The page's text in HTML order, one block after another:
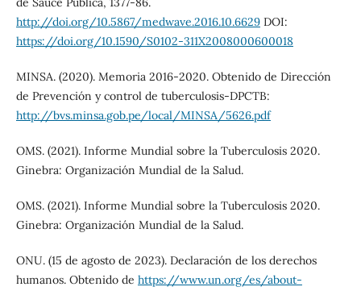
http://doi.org/10.5867/medwave.2016.10.6629DOI:
https://doi.org/10.1590/S0102-311X2008000600018
MINSA. (2020). Memoria 2016-2020. Obtenido de Dirección
de Prevención y control de tuberculosis-DPCTB:
http://bvs.minsa.gob.pe/local/MINSA/5626.pdf
OMS. (2021). Informe Mundial sobre la Tuberculosis 2020.
Ginebra: Organización Mundial de la Salud.
OMS. (2021). Informe Mundial sobre la Tuberculosis 2020.
Ginebra: Organización Mundial de la Salud.
ONU. (15 de agosto de 2023). Declaración de los derechos
humanos. Obtenido de https://www.un.org/es/about-